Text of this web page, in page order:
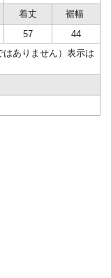
着丈
裾幅
57
44
ありません）表示は